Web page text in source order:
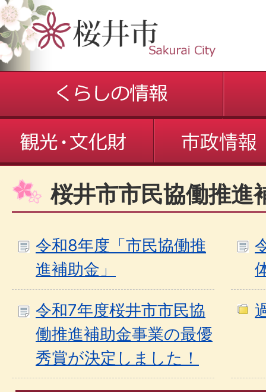
桜井市市民協働推進
令和8年度「市民協働推
進補助金」
令和7年度桜井市市民協
働推進補助金事業の最優
秀賞が決定しました！